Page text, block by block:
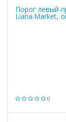
Порог левый-
Liana.Market,
0